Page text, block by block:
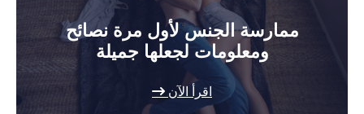
ممارسة الجنس لأول مرة نصائح
ومعلومات لجعلها جميلة
اقرأ الآن